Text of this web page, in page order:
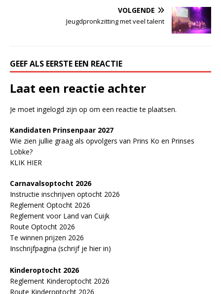
VOLGENDE
Jeugdpronkzitting met veel talent
GEEF ALS EERSTE EEN REACTIE
Laat een reactie achter
Je moet ingelogd zijn op om een reactie te plaatsen.
Kandidaten Prinsenpaar 2027
Wie zien jullie graag als opvolgers van Prins Ko en Prinses
Lobke?
KLIK HIER
Carnavalsoptocht 2026
Instructie inschrijven optocht 2026
Reglement Optocht 2026
Reglement voor Land van Cuijk
Route Optocht 2026
Te winnen prijzen 2026
Inschrijfpagina (schrijf je hier in)
Kinderoptocht 2026
Reglement Kinderoptocht 2026
Route Kinderoptocht 2026